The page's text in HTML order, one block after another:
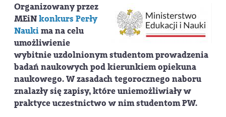
Organizowany przez
MEiNkonkurs Perły
Naukima na celu
umożliwienie
wybitnie uzdolnionym studentom prowadzenia
badań naukowych pod kierunkiem opiekuna
naukowego. W zasadach tegorocznego naboru
znalazły się zapisy, które uniemożliwiały w
praktyce uczestnictwo w nim studentom PW.